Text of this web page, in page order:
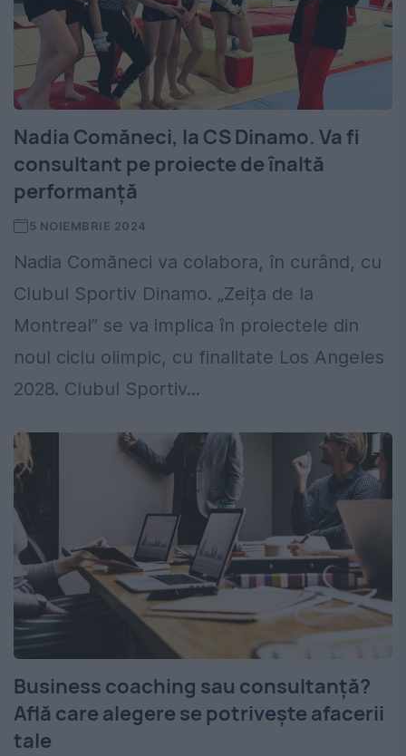
Nadia Comăneci, la CS Dinamo. Va fi
consultant pe proiecte de înaltă
performanță
5 NOIEMBRIE 2024
Nadia Comăneci va colabora, în curând, cu
Clubul Sportiv Dinamo. „Zeița de la
Montreal” se va implica în proiectele din
noul ciclu olimpic, cu finalitate Los Angeles
2028. Clubul Sportiv...
Business coaching sau consultanță?
Află care alegere se potrivește afacerii
tale